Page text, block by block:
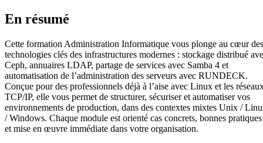
En résumé
Cette formation Administration Informatique vous plonge au cœur des
technologies clés des infrastructures modernes : stockage distribué
Ceph, annuaires LDAP, partage de services avec Samba 4 et
automatisation de l’administration des serveurs avec RUNDECK.
Conçue pour des professionnels déjà à l’aise avec Linux et les
TCP/IP, elle vous permet de structurer, sécuriser et automatiser vos
environnements de production, dans des contextes mixtes Unix /
/ Windows. Chaque module est orienté cas concrets, bonnes pratiques
et mise en œuvre immédiate dans votre organisation.